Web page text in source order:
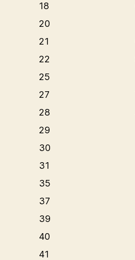
18
20
21
22
25
27
28
29
30
31
35
37
39
40
41